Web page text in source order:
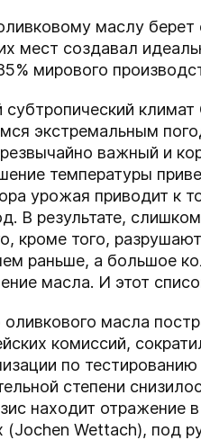
маслу
мест создавал
мирового
экстремальным
важный и
температуры
урожая приводит к
В результате,
кроме того,
раньше, а большое
масла. И этот
масла
комиссий,
по
степени
находит
Wettach), под